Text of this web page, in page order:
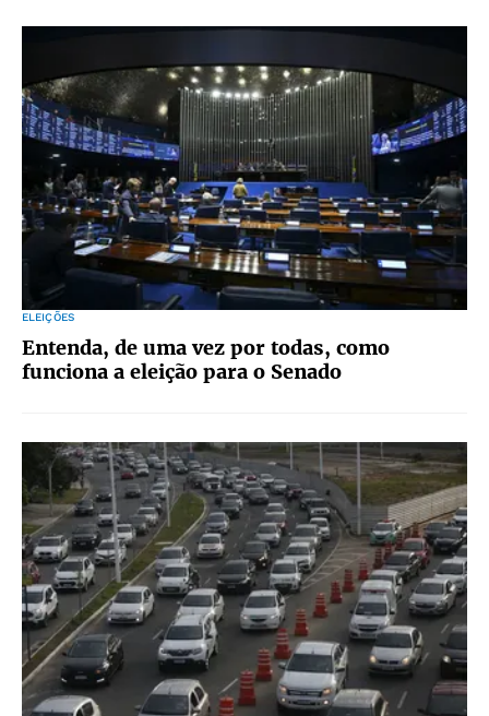
ELEIÇÕES
Entenda, de uma vez por todas, como
funciona a eleição para o Senado